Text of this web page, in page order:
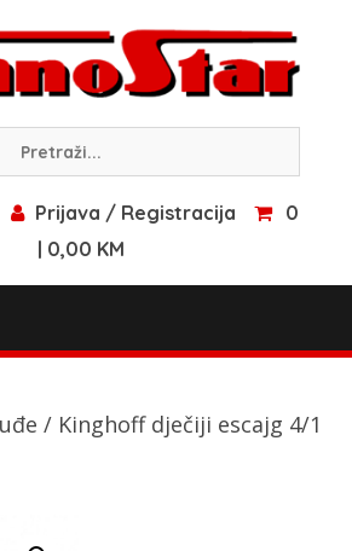
Prijava / Registracija
0
| 0,00 KM
/ Kinghoff dječiji escajg 4/1